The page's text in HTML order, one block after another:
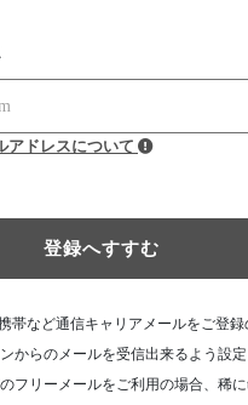
アドレスについて
登録へすすむ
帯など通信キャリアメールをご登録
ンからのメールを受信出来るよう設
フリーメールをご利用の場合、稀に